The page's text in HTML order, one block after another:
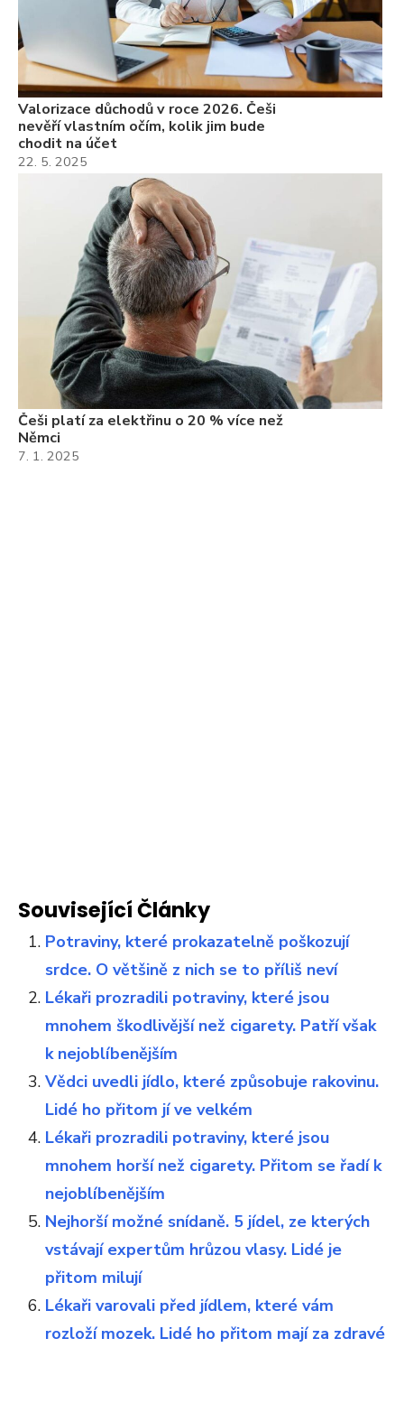
Valorizace důchodů v roce 2026. Češi
nevěří vlastním očím, kolik jim bude
chodit na účet
22. 5. 2025
Češi platí za elektřinu o 20 % více než
Němci
7. 1. 2025
Související Články
Potraviny, které prokazatelně poškozují
srdce. O většině z nich se to příliš neví
Lékaři prozradili potraviny, které jsou
mnohem škodlivější než cigarety. Patří však
k nejoblíbenějším
Vědci uvedli jídlo, které způsobuje rakovinu.
Lidé ho přitom jí ve velkém
Lékaři prozradili potraviny, které jsou
mnohem horší než cigarety. Přitom se řadí k
nejoblíbenějším
Nejhorší možné snídaně. 5 jídel, ze kterých
vstávají expertům hrůzou vlasy. Lidé je
přitom milují
Lékaři varovali před jídlem, které vám
rozloží mozek. Lidé ho přitom mají za zdravé